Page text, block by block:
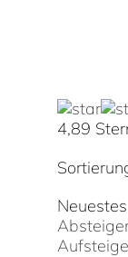
4,89
Neuestes